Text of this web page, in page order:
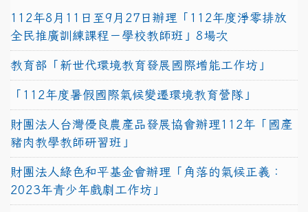
112年8月11日至9月27日辦理「112年度淨零排放
全民推廣訓練課程－學校教師班」8場次
教育部「新世代環境教育發展國際增能工作坊」
「112年度暑假國際氣候變遷環境教育營隊」
財團法人台灣優良農產品發展協會辦理112年「國產
豬肉教學教師研習班」
財團法人綠色和平基金會辦理「角落的氣候正義：
2023年青少年戲劇工作坊」